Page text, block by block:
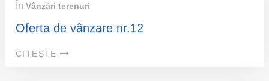
În Vânzări terenuri
Oferta de vânzare nr.12
CITEȘTE